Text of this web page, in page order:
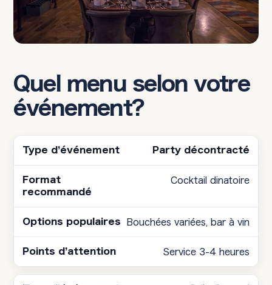
Quel menu selon votre
événement?
Party décontracté
Cocktail dinatoire
Bouchées variées, bar à vin
Service 3-4 heures